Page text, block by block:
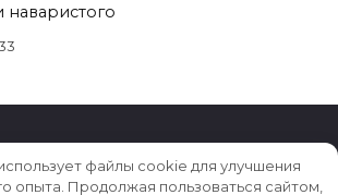
наваристого
на каждый деньфайлы cookie для улучшения
опыта. Продолжая пользоваться сайтом,